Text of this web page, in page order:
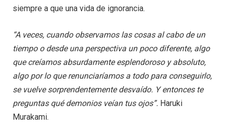
siempre a que una vida de ignorancia.
“A veces, cuando observamos las cosas al cabo de un
tiempo o desde una perspectiva un poco diferente, algo
que creíamos absurdamente esplendoroso y absoluto,
algo por lo que renunciaríamos a todo para conseguirlo,
se vuelve sorprendentemente desvaído. Y entonces te
preguntas qué demonios veían tus ojos”. Haruki
Murakami.